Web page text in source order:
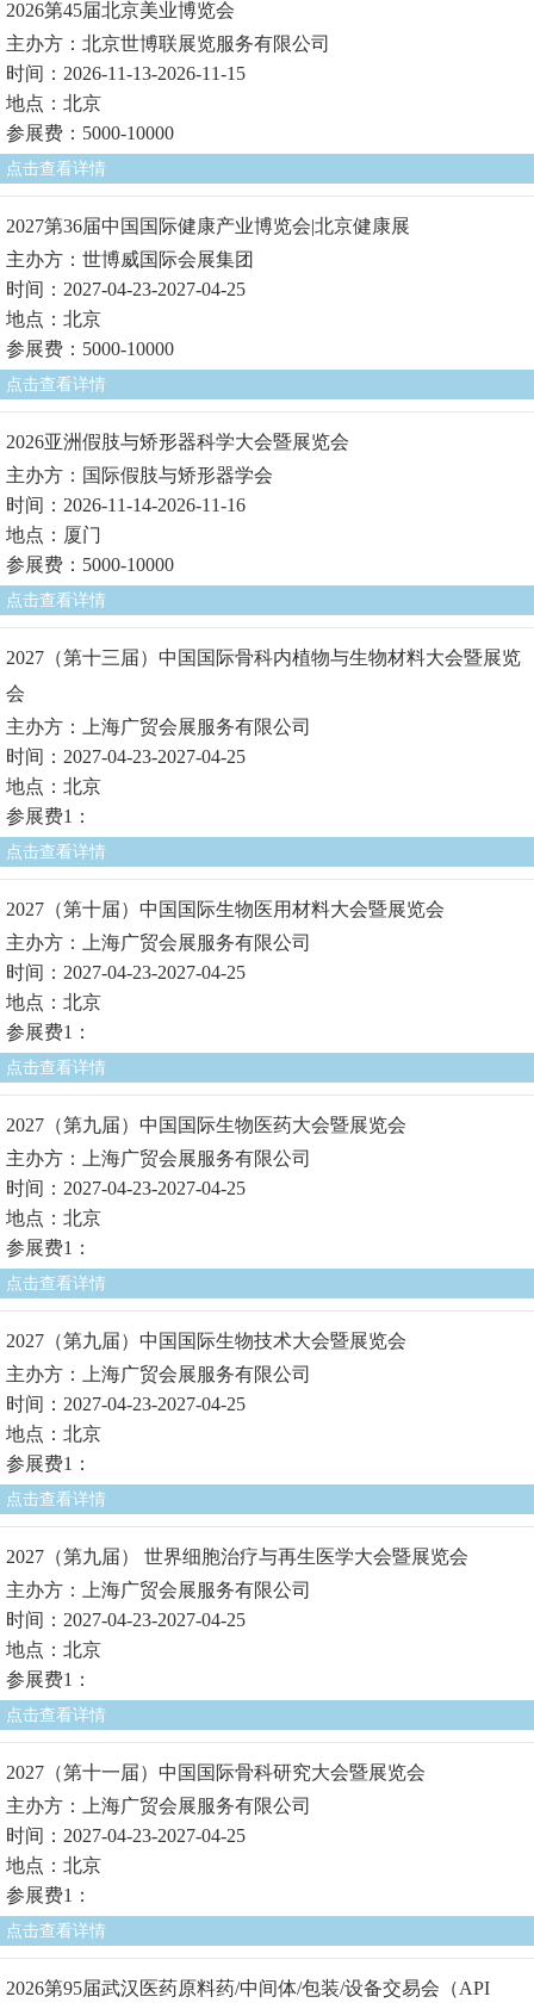
2026第45届北京美业博览会
主办方：北京世博联展览服务有限公司
时间：2026-11-13-2026-11-15
地点：北京
参展费：5000-10000
点击查看详情
2027第36届中国国际健康产业博览会|北京健康展
主办方：世博威国际会展集团
时间：2027-04-23-2027-04-25
地点：北京
参展费：5000-10000
点击查看详情
2026亚洲假肢与矫形器科学大会暨展览会
主办方：国际假肢与矫形器学会
时间：2026-11-14-2026-11-16
地点：厦门
参展费：5000-10000
点击查看详情
2027（第十三届）中国国际骨科内植物与生物材料大会暨展览
会
主办方：上海广贸会展服务有限公司
时间：2027-04-23-2027-04-25
地点：北京
参展费1：
点击查看详情
2027（第十届）中国国际生物医用材料大会暨展览会
主办方：上海广贸会展服务有限公司
时间：2027-04-23-2027-04-25
地点：北京
参展费1：
点击查看详情
2027（第九届）中国国际生物医药大会暨展览会
主办方：上海广贸会展服务有限公司
时间：2027-04-23-2027-04-25
地点：北京
参展费1：
点击查看详情
2027（第九届）中国国际生物技术大会暨展览会
主办方：上海广贸会展服务有限公司
时间：2027-04-23-2027-04-25
地点：北京
参展费1：
点击查看详情
2027（第九届） 世界细胞治疗与再生医学大会暨展览会
主办方：上海广贸会展服务有限公司
时间：2027-04-23-2027-04-25
地点：北京
参展费1：
点击查看详情
2027（第十一届）中国国际骨科研究大会暨展览会
主办方：上海广贸会展服务有限公司
时间：2027-04-23-2027-04-25
地点：北京
参展费1：
点击查看详情
2026第95届武汉医药原料药/中间体/包装/设备交易会（API